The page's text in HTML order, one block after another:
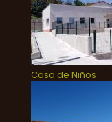
Casa de Niños